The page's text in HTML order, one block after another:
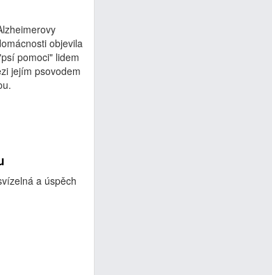
objevila
pomoci" lidem
jejím psovodem
a úspěch